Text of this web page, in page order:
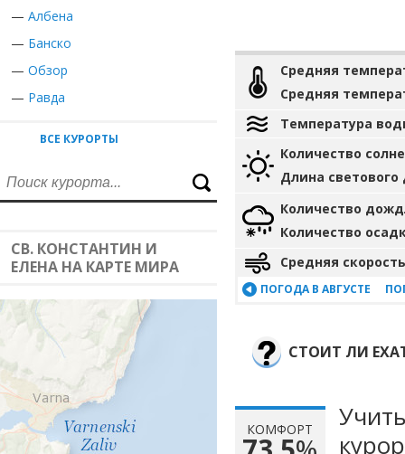
— Албена
— Банско
— Обзор
— Равда
ВСЕ КУРОРТЫ
СВ. КОНСТАНТИН И
ЕЛЕНА НА КАРТЕ МИРА
Средняя
Средняя
Температура
Количество
Длина светового
Количество
Количество
Средняя
ПОГОДА В АВГУСТЕ
СТОИТ ЛИ
КОМФОРТ